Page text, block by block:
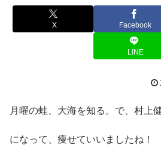
X Facebook
LINE
月曜の蛙、大海を知る。で、村上
になって、痩せていいましたね！